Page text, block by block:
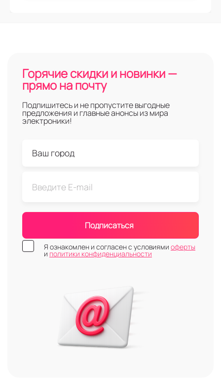
Горячие скидки и новинки —
прямо на почту
Подпишитесь и не пропустите выгодные
предложения и главные анонсы из мира
электроники!
Подписаться
Я ознакомлен и согласен с условиями оферты
и политики конфиденциальности